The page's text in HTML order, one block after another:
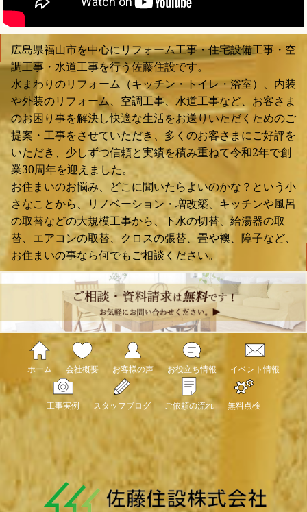
広島県福山市を中心にリフォーム工事・住宅設備工事・空
調工事・水道工事を行う佐藤住設です。
水まわりのリフォーム（キッチン・トイレ・浴室）、内装
や外装のリフォーム、空調工事、水道工事など、お客さま
のお困り事を解決し快適な生活をお送りいただくためのご
提案・工事をさせていただき、多くのお客さまにご好評を
いただき、少しずつ信頼と実績を積み重ねて令和2年で創
業30周年を迎えました。
お住まいのお悩み、どこに聞いたらよいのかな？という小
さなことから、リノベーション・増改築、キッチンや風呂
の取替などの大規模工事から、下水の切替、給湯器の取
替、エアコンの取替、クロスの張替、畳や襖、障子など、
お住まいの事なら何でもご相談ください。
ホーム 会社概要 お客様の声 お役立ち情報 イベント情報
工事実例 スタッフブログ ご依頼の流れ 無料点検